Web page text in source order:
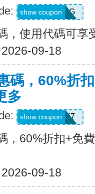
9N6U25G
show coupon
，使用代碼可享
09-18
碼，60%折
多
HBPK7
show coupon
，60%折扣+免
09-18